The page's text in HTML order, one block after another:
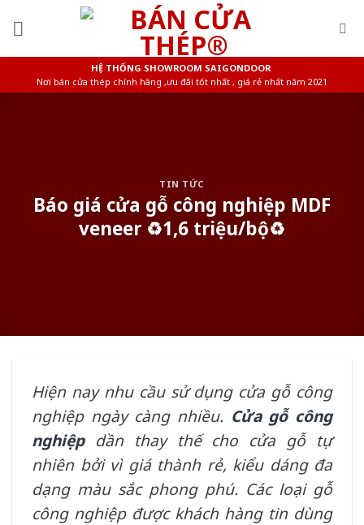
HỆ THỐNG SHOWROOM SAIGONDOOR
Nơi bán cửa thép chính hãng ,ưu đãi tốt nhất , giá rẻ nhất năm 2021
TIN TỨC
Báo giá cửa gỗ công nghiệp MDF
veneer ♻️1,6 triệu/bộ♻️
Hiện nay nhu cầu sử dụng cửa gỗ công
nghiệp ngày càng nhiều. Cửa gỗ công
nghiệpdần thay thế cho cửa gỗ tự
nhiên bởi vì giá thành rẻ, kiểu dáng đa
dạng màu sắc phong phú. Các loại gỗ
công nghiệp được khách hàng tin dùng